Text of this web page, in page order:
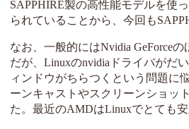
SAPPHIRE製の高性能モデルを使
られていることから、今回も
なお、一般的にはNvidia GeForce
だが、Linuxのnvidiaドライバがだ
ィンドウがちらつくという問題に
ーンキャストやスクリーンショッ
た。最近のAMDはLinuxでとても安